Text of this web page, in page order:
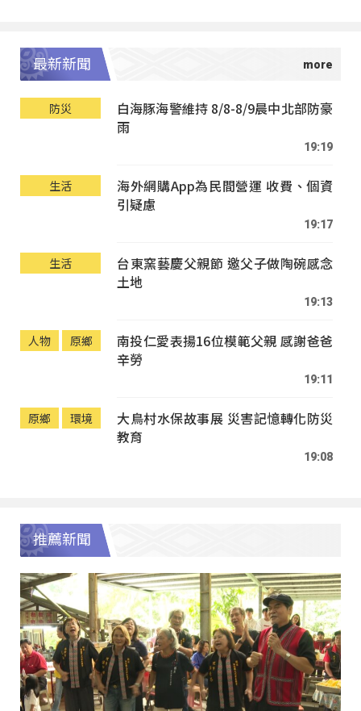
最新新聞
防災
白海豚海警維持 8/8-8/9晨中北部防豪
雨
19:19
生活
海外網購App為民間營運 收費、個資
引疑慮
19:17
生活
台東窯藝慶父親節 邀父子做陶碗感念
土地
19:13
人物 原鄉
南投仁愛表揚16位模範父親 感謝爸爸
辛勞
19:11
原鄉 環境
大鳥村水保故事展 災害記憶轉化防災
教育
19:08
推薦新聞